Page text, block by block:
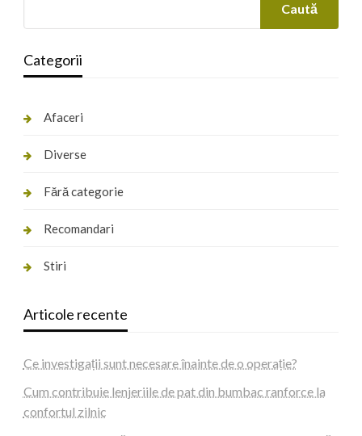
Caută
Categorii
Afaceri
Diverse
Fără categorie
Recomandari
Stiri
Articole recente
Ce investigații sunt necesare înainte de o operație?
Cum contribuie lenjeriile de pat din bumbac ranforce la
confortul zilnic